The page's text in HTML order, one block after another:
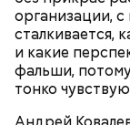
организации,
сталкивается,
и какие
фальши,
тонко